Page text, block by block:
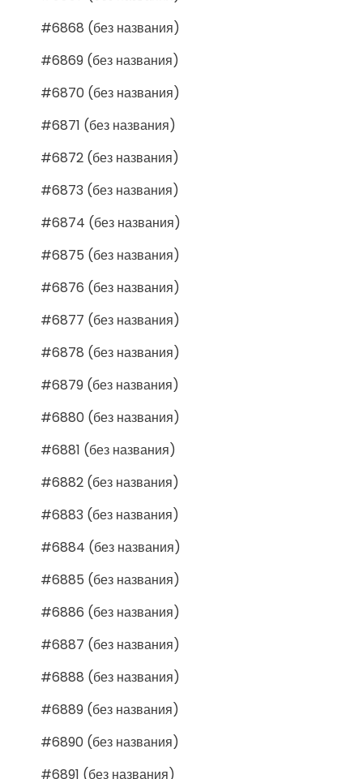
#6868 (без названия)
#6869 (без названия)
#6870 (без названия)
#6871 (без названия)
#6872 (без названия)
#6873 (без названия)
#6874 (без названия)
#6875 (без названия)
#6876 (без названия)
#6877 (без названия)
#6878 (без названия)
#6879 (без названия)
#6880 (без названия)
#6881 (без названия)
#6882 (без названия)
#6883 (без названия)
#6884 (без названия)
#6885 (без названия)
#6886 (без названия)
#6887 (без названия)
#6888 (без названия)
#6889 (без названия)
#6890 (без названия)
#6891 (без названия)